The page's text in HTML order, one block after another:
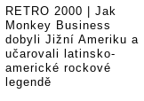
RETRO 2000 | Jak
Monkey Business
dobyli Jižní Ameriku a
učarovali latinsko-
americké rockové
legendě